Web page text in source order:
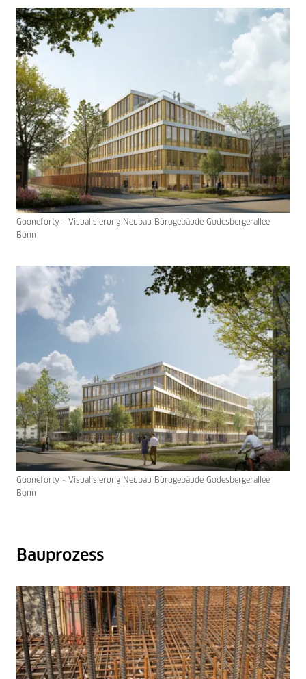
Gooneforty - Visualisierung Neubau Bürogebäude Godesbergerallee
Bonn
Gooneforty - Visualisierung Neubau Bürogebäude Godesbergerallee
Bonn
Bauprozess